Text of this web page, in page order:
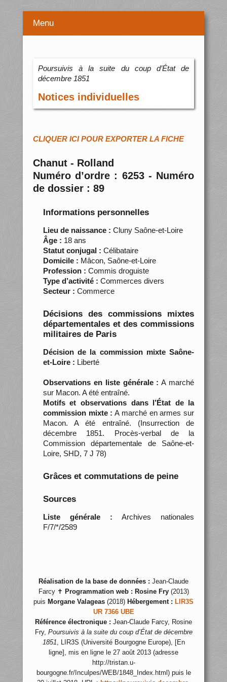
Menu
Poursuivis à la suite du coup d’État de
décembre 1851
Notices individuelles
CLIQUER ICI POUR EXPORTER LA FICHE
Chanut - Rolland
Numéro d’ordre : 6253 - Numéro
de dossier : 89
Informations personnelles
Lieu de naissance : Cluny Saône-et-Loire
Âge : 18 ans
Statut conjugal : Célibataire
Domicile : Mâcon, Saône-et-Loire
Profession : Commis droguiste
Type d’activité : Commerces divers
Secteur : Commerce
Décisions des commissions mixtes
départementales et des commissions
militaires de Paris
Décision de la commission mixte Saône-
et-Loire : Liberté
Observations en liste générale : A marché
sur Macon. A été entraîné.
Motifs et observations dans l’État de la
commission mixte : A marché en armes sur
Macon. A été entraîné. (Insurrection de
décembre 1851. Procès-verbal de la
Commission départementale de Saône-et-
Loire, SHD, 7 J 78)
Grâces et commutations de peine
Sources
Liste générale : Archives nationales
F/7/*/2589
Réalisation de la base de données : Jean-Claude
Farcy ✝ Programmation web : Rosine Fry(2013)
puis Morgane Valageas (2018) Hébergement : LIR3S
UR 7366 UBE
Référence électronique : Jean-Claude Farcy, Rosine
Fry, Poursuivis à la suite du coup d’État de décembre
1851, LIR3S (Université Bourgogne Europe), [En
ligne], mis en ligne le 27 août 2013 (adresse
http://tristan.u-
bourgogne.fr/Inculpes/WEB/1848_Index.html) puis le